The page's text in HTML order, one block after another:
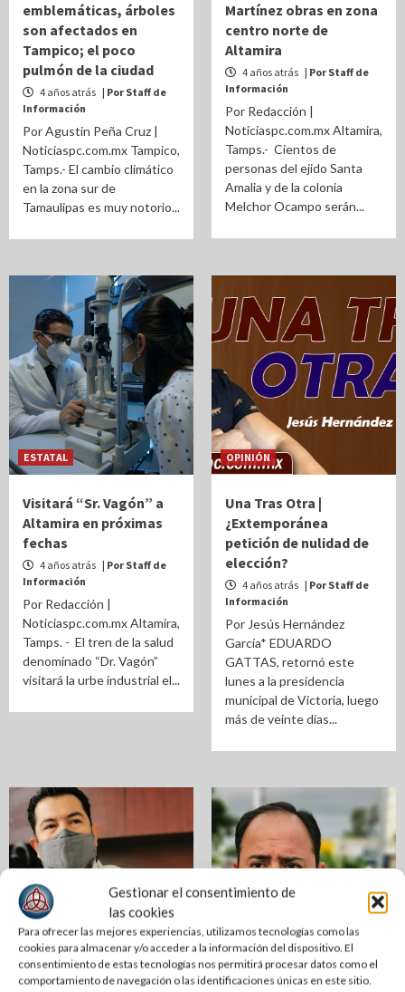
Gestionar el consentimiento de
las cookies
Para ofrecer las mejores experiencias, utilizamos tecnologías como las
cookies para almacenar y/o acceder a la información del dispositivo. El
consentimiento de estas tecnologías nos permitirá procesar datos como el
comportamiento de navegación o las identificaciones únicas en este sitio.
emblemáticas, árboles
son afectados en
Tampico; el poco
pulmón de la ciudad
4 años atrás | Por Staff de
Información
Por Agustin Peña Cruz |
Noticiaspc.com.mx Tampico,
Tamps.- El cambio climático
en la zona sur de
Tamaulipas es muy notorio...
Martínez obras en zona
centro norte de
Altamira
4 años atrás | Por Staff de
Información
Por Redacción |
Noticiaspc.com.mx Altamira,
Tamps.- Cientos de
personas del ejido Santa
Amalia y de la colonia
Melchor Ocampo serán...
ESTATAL
Visitará “Sr. Vagón” a
Altamira en próximas
fechas
4 años atrás | Por Staff de
Información
Por Redacción |
Noticiaspc.com.mx Altamira,
Tamps. - El tren de la salud
denominado “Dr. Vagón”
visitará la urbe industrial el...
OPINIÓN
Una Tras Otra |
¿Extemporánea
petición de nulidad de
elección?
4 años atrás | Por Staff de
Información
Por Jesús Hernández
García* EDUARDO
GATTAS, retornó este
lunes a la presidencia
municipal de Victoria, luego
más de veinte días...
ESTATAL
NACIONAL
SALUD
ESTATAL